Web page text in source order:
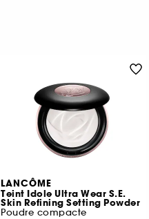
LANCÔME
Teint Idole Ultra Wear S.E.
Skin Refining Setting Powder
Poudre compacte